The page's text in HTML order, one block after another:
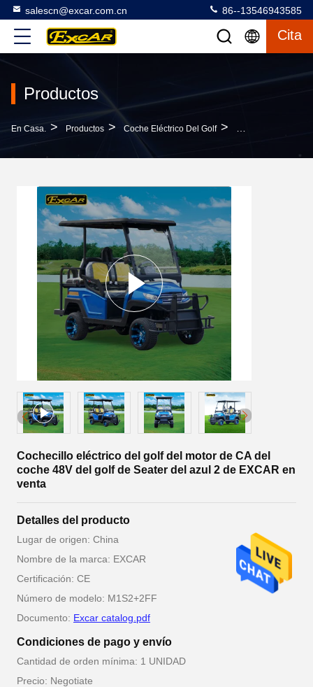
salescn@excar.com.cn 86--13546943585
Cita
Productos
En Casa. > Productos > Coche Eléctrico Del Golf > Cochecillo
Cochecillo eléctrico del golf del motor de CA del
coche 48V del golf de Seater del azul 2 de EXCAR en
venta
Detalles del producto
Lugar de origen: China
Nombre de la marca: EXCAR
Certificación: CE
Número de modelo: M1S2+2FF
Documento: Excar catalog.pdf
Condiciones de pago y envío
Cantidad de orden mínima: 1 UNIDAD
Precio: Negotiate